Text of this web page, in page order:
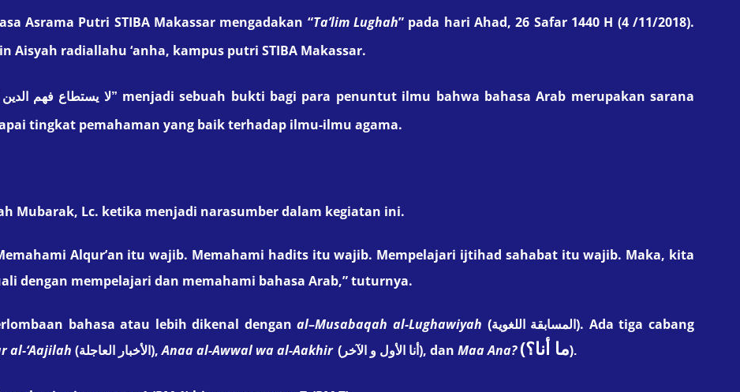
Asrama Putri STIBA Makassar mengadakan “Ta’lim Lughah” pada hari Ahad, 26 Safar 1440 H (4 /11/2018).
radiallahu ‘anha, kampus putri STIBA Makassar.
لا يستطاع فهم الدين إلا بلسان عربي مبين” menjadi sebuah bukti bagi para penuntut ilmu bahwa bahasa Arab merupakan sarana
tingkat pemahaman yang baik terhadap ilmu-ilmu agama.
Mubarak, Lc. ketika menjadi narasumber dalam kegiatan ini.
Alqur’an itu wajib. Memahami hadits itu wajib. Mempelajari ijtihad sahabat itu wajib. Maka, kita
dengan mempelajari dan memahami bahasa Arab,” tuturnya.
bahasa atau lebih dikenal denganal–Musabaqah al-Lughawiyah المسابقة اللغوية)). Ada tiga cabang
al-‘Aajilah (الأخبار العاجلة ),Anaa al-Awwal wa al-Aakhir أنا الأول و الآخر) ), dan Maa Ana?(ما أنا؟).